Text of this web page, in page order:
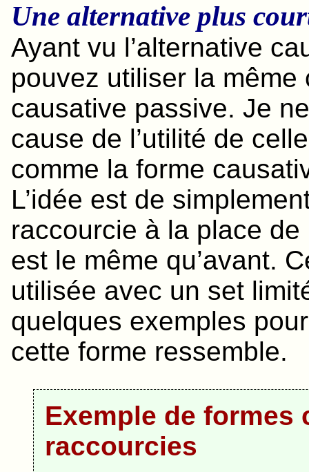
Une alternative plus
Ayant vu l’alternative
pouvez utiliser la
causative passive. Je
cause de l’utilité de
comme la forme
L’idée est de
raccourcie à la place
est le même qu’avant.
utilisée avec un set
quelques exemples
cette forme ressemble.
Exemple de formes
raccourcies